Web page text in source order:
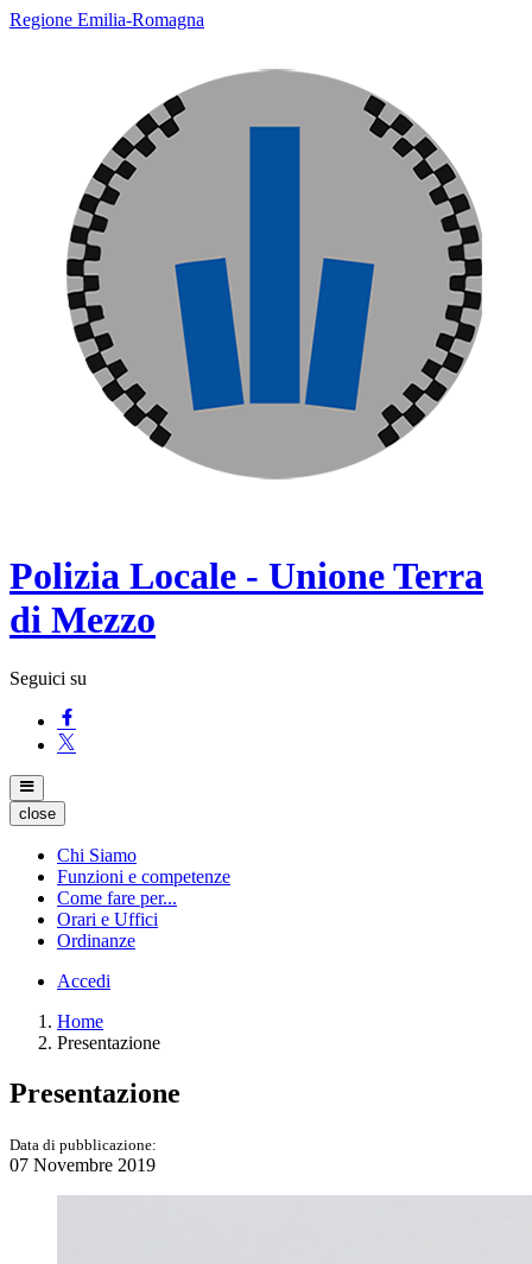
Regione Emilia-Romagna
Polizia Locale - Unione Terra
di Mezzo
Seguici su
close
Chi Siamo
Funzioni e competenze
Come fare per...
Orari e Uffici
Ordinanze
Accedi
Home
Presentazione
Presentazione
Data di pubblicazione:
07 Novembre 2019